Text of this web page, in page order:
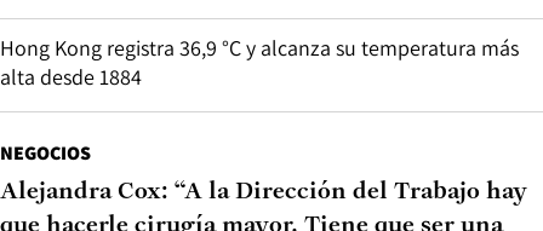
Hong Kong registra 36,9 °C y alcanza su temperatura más
alta desde 1884
NEGOCIOS
Alejandra Cox: “A la Dirección del Trabajo hay